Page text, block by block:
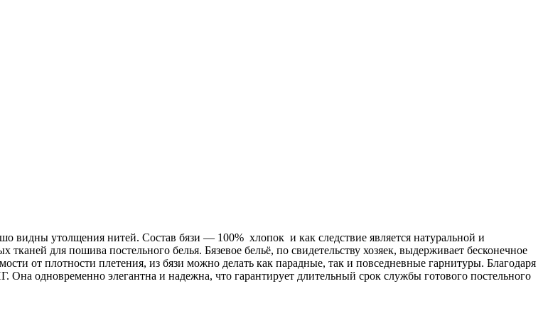
видны утолщения нитей. Состав бязи ― 100% хлопок и как следствие является натуральной и
для пошива постельного белья. Бязевое бельё, по свидетельству хозяек, выдерживает бесконечное
от плотности плетения, из бязи можно делать как парадные, так и повседневные гарнитуры. Благодаря
одновременно элегантна и надежна, что гарантирует длительный срок службы готового постельного